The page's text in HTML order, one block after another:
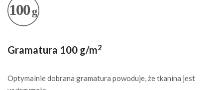
Gramatura 100 g/m2
Optymalnie dobrana gramatura powoduje, że tkanina jest